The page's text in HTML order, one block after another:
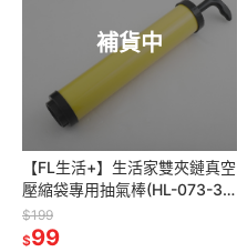
補貨中
【FL生活+】生活家雙夾鏈真空
壓縮袋專用抽氣棒(HL-073-3)
真空壓縮收納袋抽氣筒 抽氣桶
手動抽氣棒
$199
$99